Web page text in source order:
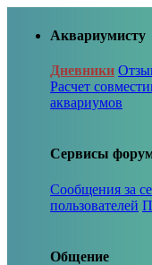
Аквариумисту
Дневники
Расчет
аквариумов
Сервисы
Сообщения за
пользователей
Общение